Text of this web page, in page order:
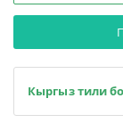
Кыргыз тили